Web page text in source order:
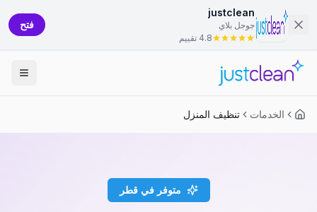
justclean
جوجل بلاي
4.8 تقييم
فتح
الخدمات تنظيف المنزل
متوفر في قطر